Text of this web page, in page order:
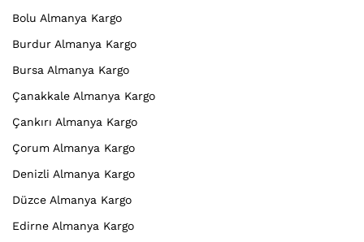
Bolu Almanya Kargo
Burdur Almanya Kargo
Bursa Almanya Kargo
Çanakkale Almanya Kargo
Çankırı Almanya Kargo
Çorum Almanya Kargo
Denizli Almanya Kargo
Düzce Almanya Kargo
Edirne Almanya Kargo